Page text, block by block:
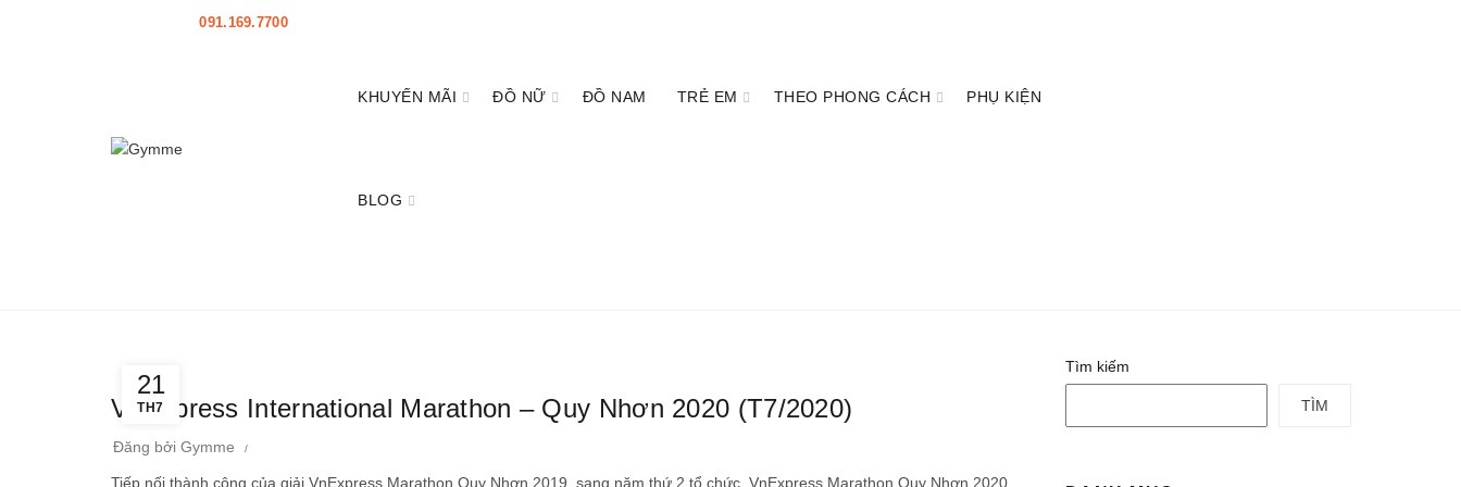
HOTLINE:091.169.7700|
KHUYẾN MÃI ĐỒ NỮ ĐỒ NAM TRẺ EM THEO PHONG CÁCH PHỤ KIỆN
BLOG
21
TH7
VnExpress International Marathon – Quy Nhơn 2020 (T7/2020)
Đăng bởi Gymme
Tiếp nối thành công của giải VnExpress Marathon Quy Nhơn 2019, sang năm thứ 2 tổ chức, VnExpress Marathon Quy Nhơn 2020
Tìm kiếm
TÌM